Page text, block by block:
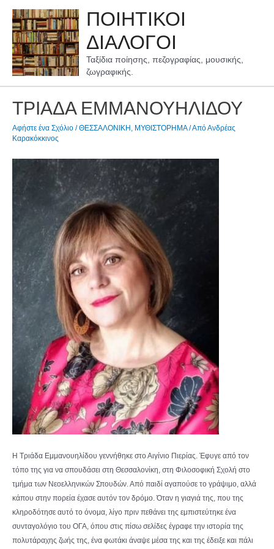
περιεχόμενο
ΠΟΙΗΤΙΚΟΙ
ΔΙΑΛΟΓΟΙ
Ταξίδια ποίησης, πεζογραφίας, μουσικής,
ζωγραφικής.
ΤΡΙΑΔΑ ΕΜΜΑΝΟΥΗΛΙΔΟΥ
Αφήστε ένα Σχόλιο /ΘΕΣΣΑΛΟΝΙΚΗ , ΜΥΘΙΣΤΟΡΗΜΑ/ ΑπόΑνδρέας
Καρακόκκινος
Η Τριάδα Εμμανουηλίδου γεννήθηκε στο Αιγίνιο Πιερίας. Έφυγε από τον
τόπο της για να σπουδάσει στη Θεσσαλονίκη, στη Φιλοσοφική Σχολή στο
τμήμα των Νεοελληνικών Σπουδών. Από παιδί αγαπούσε το γράψιμο, αλλά
κάπου στην πορεία έχασε αυτόν τον δρόμο. Όταν η γιαγιά της, που της
κληροδότησε αυτό το όνομα, λίγο πριν πεθάνει της εμπιστεύτηκε ένα
συνταγολόγιο του ΟΓΑ, όπου στις πίσω σελίδες έγραφε την ιστορία της
πολυτάραχης ζωής της, ένα φωτάκι άναψε μέσα της και της έδειξε και πάλι